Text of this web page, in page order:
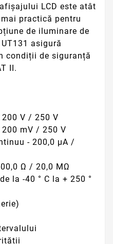
LCD este atât
practică pentru
de iluminare de
asigură
condiții de siguranță
II.
V / 250 V
200 mV / 250 V
- 200,0 μA /
Ω / 20,0 MΩ
la -40 ° C la + 250 °